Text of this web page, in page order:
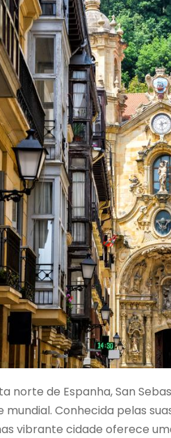
norte de Espanha, San
Conhecida pelas
vibrante cidade oferece